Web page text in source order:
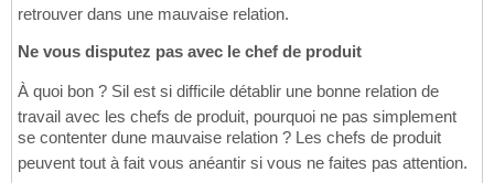
retrouver dans une mauvaise relation.
Ne vous disputez pas avec le chef de produit
À quoi bon ? Sil est si difficile détablir une bonne relation de
travail avec les chefs de produit, pourquoi ne pas simplement
se contenter dune mauvaise relation ? Les chefs de produit
peuvent tout à fait vous anéantir si vous ne faites pas attention.